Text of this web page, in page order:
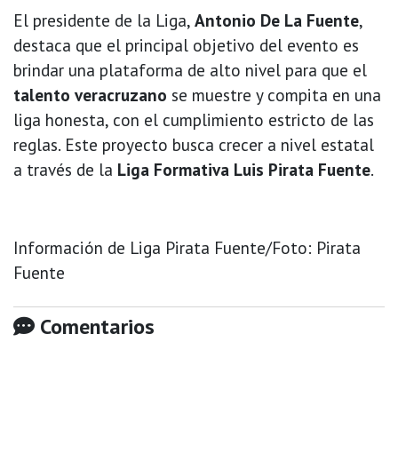
El presidente de la Liga, Antonio De La Fuente,
destaca que el principal objetivo del evento es
brindar una plataforma de alto nivel para que el
talento veracruzano se muestre y compita en una
liga honesta, con el cumplimiento estricto de las
reglas. Este proyecto busca crecer a nivel estatal
a través de la Liga Formativa Luis Pirata Fuente.
Información de Liga Pirata Fuente/Foto: Pirata
Fuente
Comentarios